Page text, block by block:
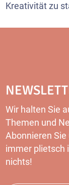
Kreativität zu
Wir halten Sie
Themen und
Abonnieren Sie
immer plietsch
nichts!